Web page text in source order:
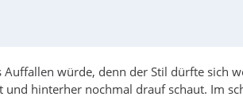
würde, denn der Stil dürfte sich
hinterher nochmal drauf schaut. Im